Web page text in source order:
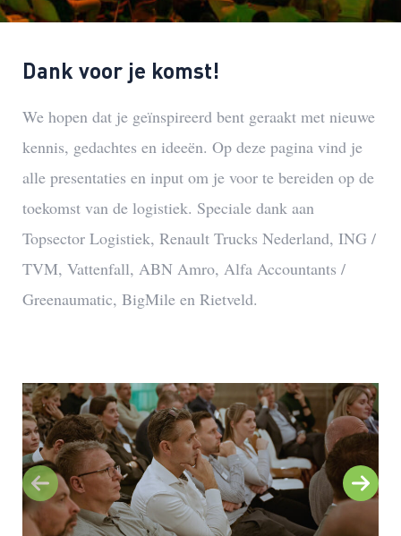
Dank voor je komst!
We hopen dat je geïnspireerd bent geraakt met nieuwe
kennis, gedachtes en ideeën. Op deze pagina vind je
alle presentaties en input om je voor te bereiden op de
toekomst van de logistiek. Speciale dank aan
Topsector Logistiek, Renault Trucks Nederland, ING /
TVM, Vattenfall, ABN Amro, Alfa Accountants /
Greenaumatic, BigMile en Rietveld.